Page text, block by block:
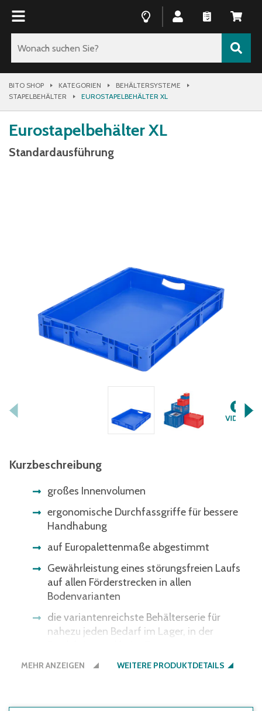
BITO SHOP KATEGORIEN
BEHÄLTERSYSTEME
STAPELBEHÄLTER
EUROSTAPELBEHÄLTER XL
Eurostapelbehälter XL
Standardausführung
Kurzbeschreibung
großes Innenvolumen
ergonomische Durchfassgriffe für bessere
Handhabung
auf Europalettenmaße abgestimmt
Gewährleistung eines störungsfreien Laufs
auf allen Förderstrecken in allen
Bodenvarianten
die variantenreichste Behälterserie für
nahezu jeden Bedarf im Lager, in der
MEHR ANZEIGEN WEITERE PRODUKTDETAILS